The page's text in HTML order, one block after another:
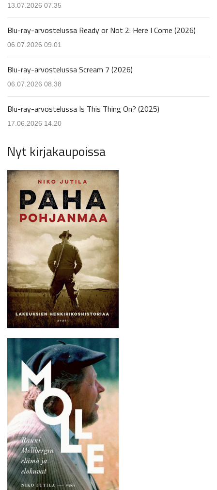
13.07.2026 07.35
Blu-ray-arvostelussa Ready or Not 2: Here I Come (2026)
06.07.2026 09.01
Blu-ray-arvostelussa Scream 7 (2026)
06.07.2026 08.38
Blu-ray-arvostelussa Is This Thing On? (2025)
17.06.2026 14.20
Nyt kirjakaupoissa